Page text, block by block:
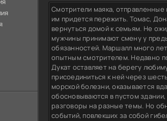
Смотрители маяка,
им придется пережить. Томас,
вернуться домой к семьям. Не
мужчины принимают смену у
обязанностей. Маршалл много
опытным смотрителем. Недавно
Дукат оставляет на берегу
присоединиться к ней через
морской болезни, оказывается
обосновываются в пустом
разговоры на разные темы. Но
событий, повлекших за собой